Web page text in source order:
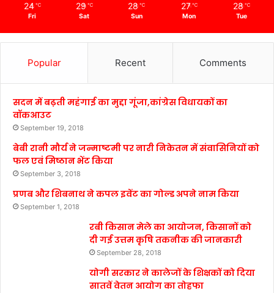
24 ℃
Fri
29 ℃
Sat
28 ℃
Sun
27 ℃
Mon
28 ℃
Tue
Popular Recent Comments
सदन में बढ़ती महंगाई का मुद्दा गूंजा,कांग्रेस विधायकों का
वॉकआउट
September 19, 2018
बेबी रानी मौर्य ने जन्माष्टमी पर नारी निकेतन में संवासिनियों को
फल एवं मिष्ठान भेंट किया
September 3, 2018
प्रणब और शिबनाथ ने कपल इवेंट का गोल्ड अपने नाम किया
September 1, 2018
रबी किसान मेले का आयोजन, किसानों को
दी गई उत्तम कृषि तकनीक की जानकारी
September 28, 2018
योगी सरकार ने कालेजों के शिक्षकों को दिया
सातवें वेतन आयोग का तोहफा